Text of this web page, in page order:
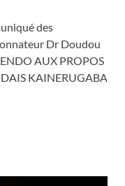
des
Dr Doudou
AUX PROPOS
KAINERUGABA